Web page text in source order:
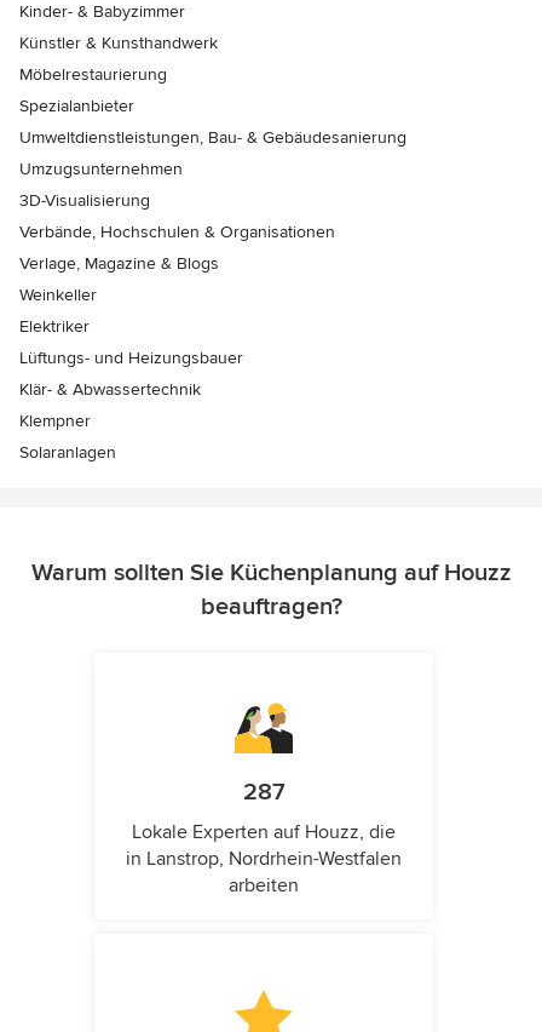
Kinder- & Babyzimmer
Künstler & Kunsthandwerk
Möbelrestaurierung
Spezialanbieter
Umweltdienstleistungen, Bau- & Gebäudesanierung
Umzugsunternehmen
3D-Visualisierung
Verbände, Hochschulen & Organisationen
Verlage, Magazine & Blogs
Weinkeller
Elektriker
Lüftungs- und Heizungsbauer
Klär- & Abwassertechnik
Klempner
Solaranlagen
Warum sollten Sie Küchenplanung auf Houzz
beauftragen?
287
Lokale Experten auf Houzz, die
in Lanstrop, Nordrhein-Westfalen
arbeiten